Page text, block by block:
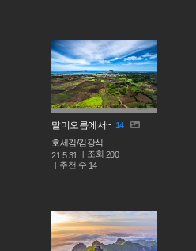
말미오름에서~ 14
호세김/김광식
21.5.31
조회 200
추천 수 14